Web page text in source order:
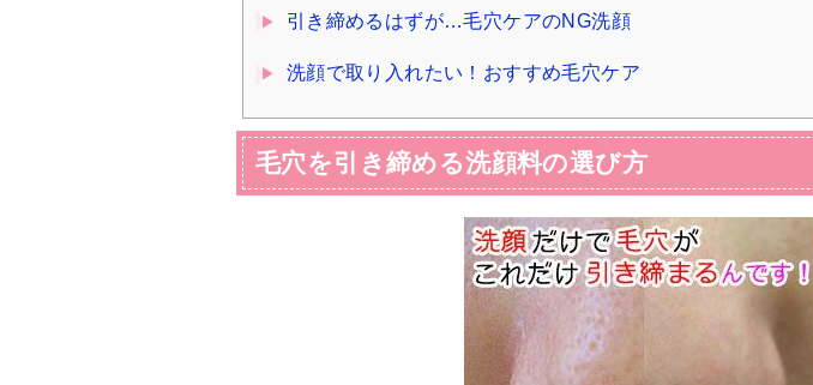
引き締めるはずが…毛穴ケアのNG洗顔
洗顔で取り入れたい！おすすめ毛穴ケア
毛穴を引き締める洗顔料の選び方